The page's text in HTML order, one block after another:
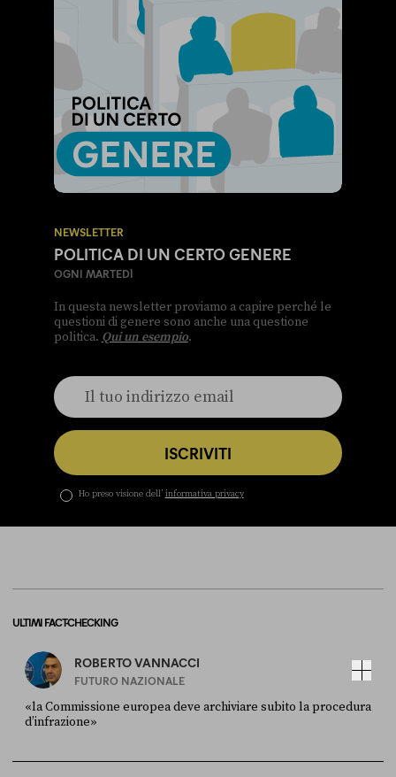
NEWSLETTER
POLITICA DI UN CERTO GENERE
OGNI MARTEDÌ
In questa newsletter proviamo a capire perché le
questioni di genere sono anche una questione
politica. Qui un esempio.
ISCRIVITI
Ho preso visione dell’ informativa privacy
ULTIMI FACT-CHECKING
ROBERTO VANNACCI
FUTURO NAZIONALE
«la Commissione europea deve archiviare subito la procedura
d’infrazione»